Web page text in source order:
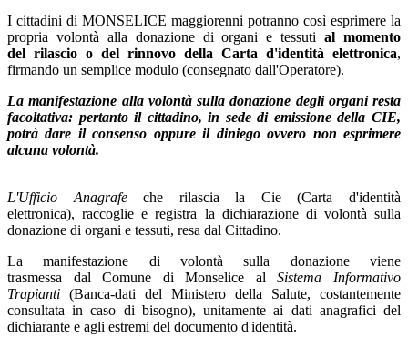
I cittadini di MONSELICE maggiorenni potranno così esprimere la
propria volontà alla donazione di organi e tessutial momento
del rilascio o del rinnovo della Carta d'identità elettronica,
firmando un semplice modulo (consegnato dall'Operatore).
La manifestazione alla volontà sulla donazione degli organi resta
facoltativa: pertanto il cittadino, in sede di emissione della CIE,
potrà dare il consenso oppure il diniego ovvero non esprimere
alcuna volontà.
L'Ufficio Anagrafeche rilascia la Cie (Carta d'identità
elettronica), raccoglie e registra la dichiarazione di volontà sulla
donazione di organi e tessuti, resa dal Cittadino.
La manifestazione di volontà sulla donazione viene
trasmessa dal Comune di Monselice alSistema Informativo
Trapianti (Banca-dati del Ministero della Salute, costantemente
consultata in caso di bisogno), unitamente ai dati anagrafici del
dichiarante e agli estremi del documento d'identità.